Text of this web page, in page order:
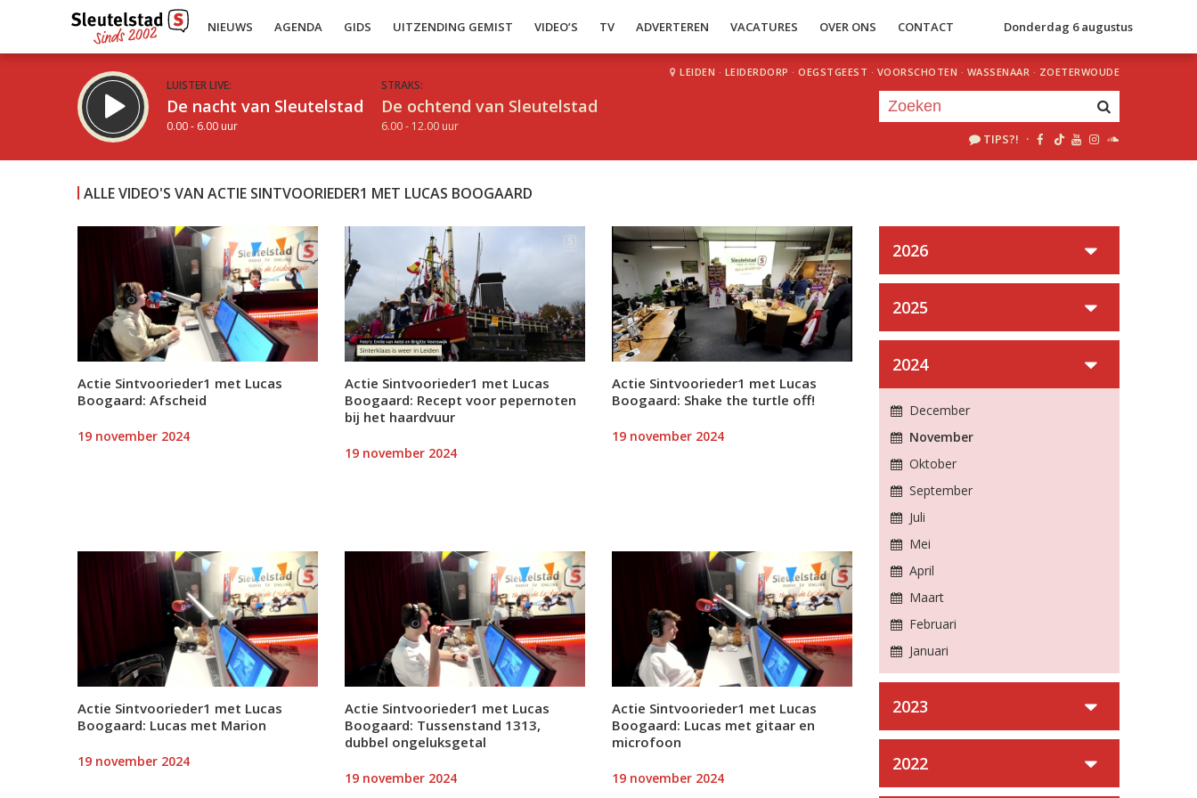
NIEUWS AGENDA GIDS UITZENDING GEMIST VIDEO’S TV ADVERTEREN VACATURES OVER ONS CONTACT Donderdag 6 augustus
LUISTER LIVE:
De nacht van Sleutelstad
0.00 - 6.00 uur
STRAKS:
De ochtend van Sleutelstad
6.00 - 12.00 uur
LEIDEN · LEIDERDORP · OEGSTGEEST · VOORSCHOTEN · WASSENAAR · ZOETERWOUDE
TIPS?! ·
ALLE VIDEO'S VAN ACTIE SINTVOORIEDER1 MET LUCAS BOOGAARD
Actie Sintvoorieder1 met Lucas
Boogaard: Afscheid
19 november 2024
Actie Sintvoorieder1 met Lucas
Boogaard: Recept voor pepernoten
bij het haardvuur
19 november 2024
Actie Sintvoorieder1 met Lucas
Boogaard: Shake the turtle off!
19 november 2024
Actie Sintvoorieder1 met Lucas
Boogaard: Lucas met Marion
19 november 2024
Actie Sintvoorieder1 met Lucas
Boogaard: Tussenstand 1313,
dubbel ongeluksgetal
19 november 2024
Actie Sintvoorieder1 met Lucas
Boogaard: Lucas met gitaar en
microfoon
19 november 2024
2026
2025
2024
December
November
Oktober
September
Juli
Mei
April
Maart
Februari
Januari
2023
2022